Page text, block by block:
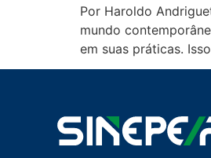
Por Haroldo
mundo
em suas práticas.